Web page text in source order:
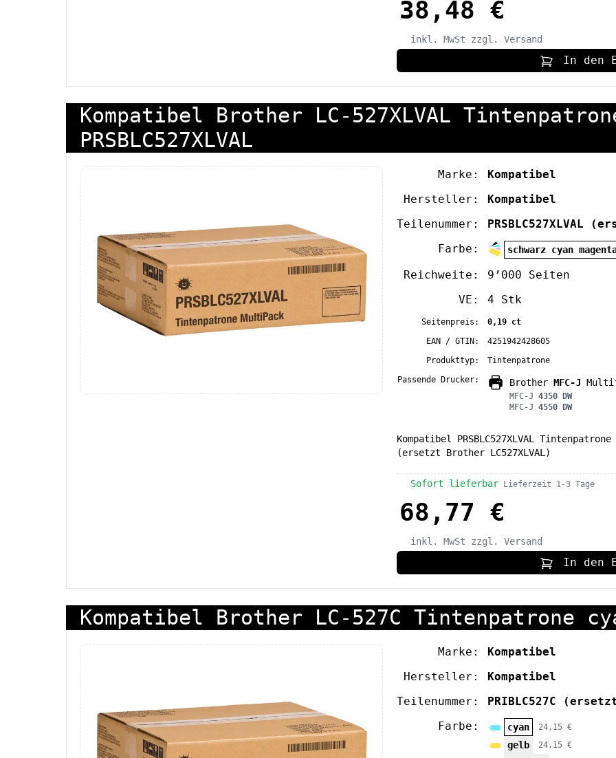
38,48 €
inkl. MwSt zzgl. Versand
In den
Kompatibel Brother LC-527XLVAL
PRSBLC527XLVAL
Marke:
Kompatibel
Hersteller:
Kompatibel
Teilenummer:
PRSBLC527XLVAL
Farbe:
schwarz cyan
Reichweite:
9’000 Seiten
VE:
4 Stk
Seitenpreis:
0,19 ct
EAN / GTIN:
4251942428605
Produkttyp:
Tintenpatrone
Passende Drucker:
Brother MFC-J
MFC-J 4350 DW
MFC-J 4550 DW
Kompatibel PRSBLC527XLVAL
(ersetzt Brother LC527XLVAL)
Sofort lieferbar Lieferzeit 1-3 Tage
68,77 €
inkl. MwSt zzgl. Versand
In den
Kompatibel Brother LC-527C Tintenpatrone
Marke:
Kompatibel
Hersteller:
Kompatibel
Teilenummer:
PRIBLC527C
(ersetzt
Farbe:
cyan 24,15 €
gelb 24,15 €